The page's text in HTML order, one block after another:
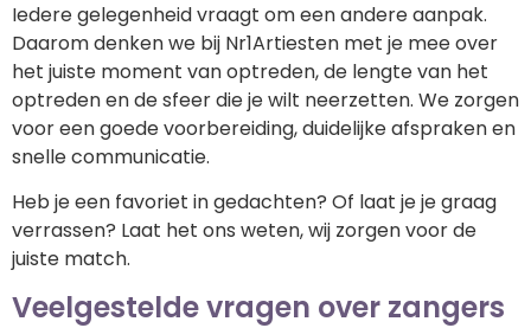
Iedere gelegenheid vraagt om een andere aanpak.
Daarom denken we bij Nr1Artiesten met je mee over
het juiste moment van optreden, de lengte van het
optreden en de sfeer die je wilt neerzetten. We zorgen
voor een goede voorbereiding, duidelijke afspraken en
snelle communicatie.
Heb je een favoriet in gedachten? Of laat je je graag
verrassen? Laat het ons weten, wij zorgen voor de
juiste match.
Veelgestelde vragen over zangers